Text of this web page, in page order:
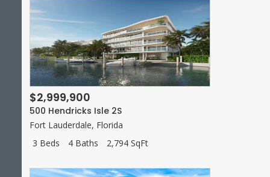
$2,999,900
500 Hendricks Isle 2S
Fort Lauderdale, Florida
3 Beds
4 Baths 2,794 SqFt